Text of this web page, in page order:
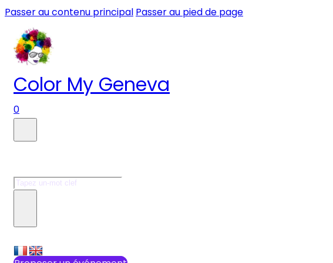
Passer au contenu principal Passer au pied de page
Color My Geneva
0
Rechercher
×